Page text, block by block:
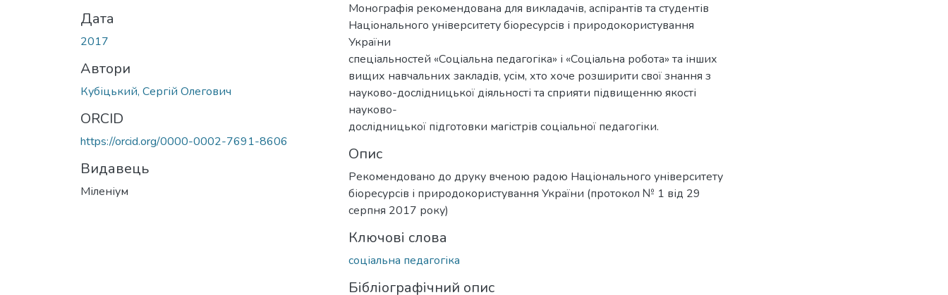
Дата
2017
Автори
Кубіцький, Сергій Олегович
ORCID
https://orcid.org/0000-0002-7691-8606
Видавець
Міленіум
Монографія рекомендована для викладачів, аспірантів та студентів
Національного університету біоресурсів і природокористування
України
спеціальностей «Соціальна педагогіка» і «Соціальна робота» та інших
вищих навчальних закладів, усім, хто хоче розширити свої знання з
науково-дослідницької діяльності та сприяти підвищенню якості
науково-
дослідницької підготовки магістрів соціальної педагогіки.
Опис
Рекомендовано до друку вченою радою Національного університету
біоресурсів і природокористування України (протокол № 1 від 29
cерпня 2017 року)
Ключові слова
соціальна педагогіка
Бібліографічний опис